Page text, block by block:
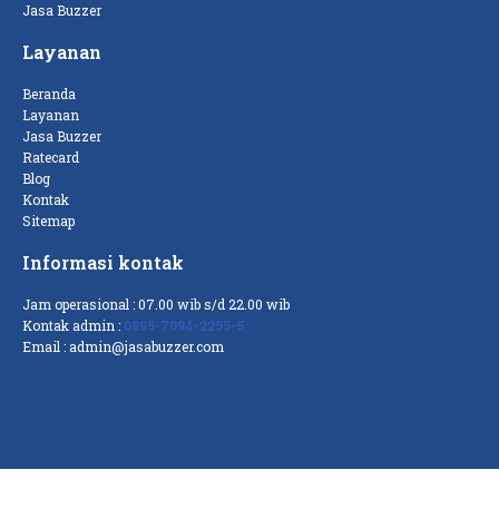
Jasa Buzzer
Layanan
Beranda
Layanan
Jasa Buzzer
Ratecard
Blog
Kontak
Sitemap
Informasi kontak
Jam operasional : 07.00 wib s/d 22.00 wib
Kontak admin : 0895-7094-2255-5
Email : admin@jasabuzzer.com